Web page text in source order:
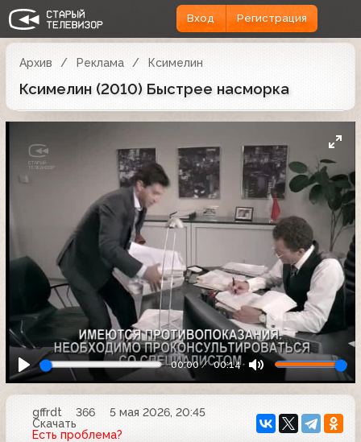
Вход Регистрация
Архив Реклама Ксимелин
Ксимелин (2010) Быстрее насморка
00:00 00:14
gffrdt 366
5 мая 2026, 20:45
Скачать
Есть проблема?